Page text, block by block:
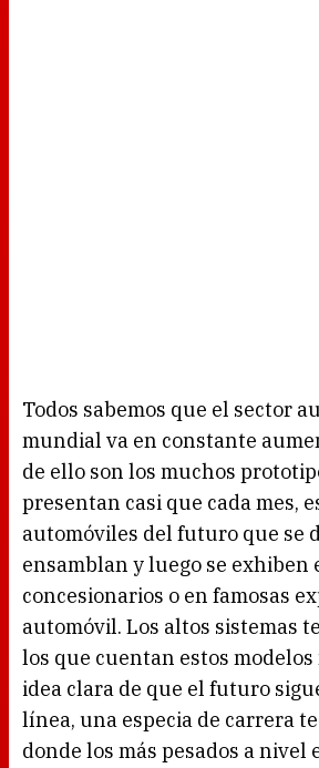
Todos sabemos que el sector
mundial va en constante
de ello son los muchos
presentan casi que cada mes,
automóviles del futuro que se
ensamblan y luego se exhiben
concesionarios o en famosas
automóvil. Los altos sistemas
los que cuentan estos
idea clara de que el futuro
línea, una especia de carrera
donde los más pesados a nivel